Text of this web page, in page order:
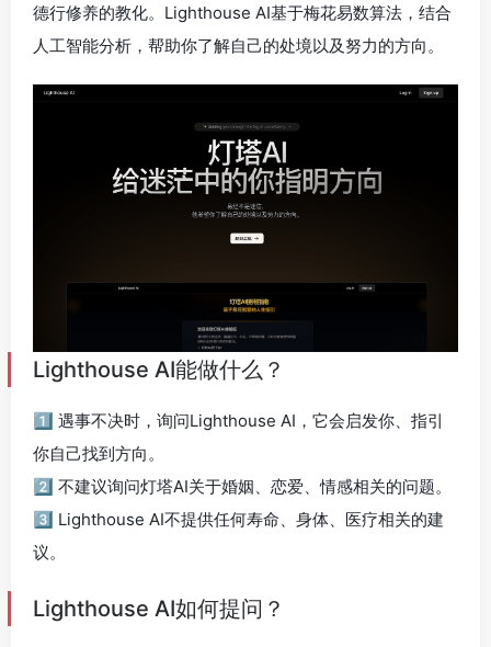
德行修养的教化。Lighthouse AI基于梅花易数算法，结合
人工智能分析，帮助你了解自己的处境以及努力的方向。
Lighthouse AI能做什么？
1️⃣ 遇事不决时，询问Lighthouse AI，它会启发你、指引
你自己找到方向。
2️⃣ 不建议询问灯塔AI关于婚姻、恋爱、情感相关的问题。
3️⃣ Lighthouse AI不提供任何寿命、身体、医疗相关的建
议。
Lighthouse AI如何提问？